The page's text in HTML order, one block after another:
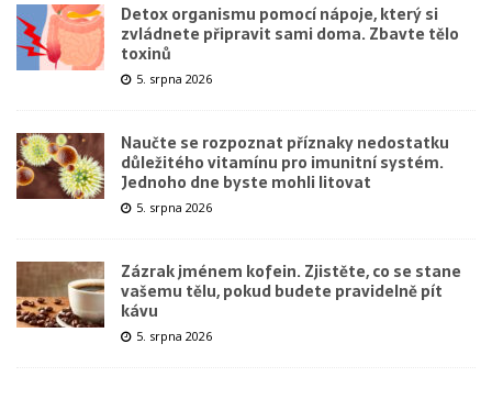
Detox organismu pomocí nápoje, který si
zvládnete připravit sami doma. Zbavte tělo
toxinů
5. srpna 2026
Naučte se rozpoznat příznaky nedostatku
důležitého vitamínu pro imunitní systém.
Jednoho dne byste mohli litovat
5. srpna 2026
Zázrak jménem kofein. Zjistěte, co se stane
vašemu tělu, pokud budete pravidelně pít
kávu
5. srpna 2026